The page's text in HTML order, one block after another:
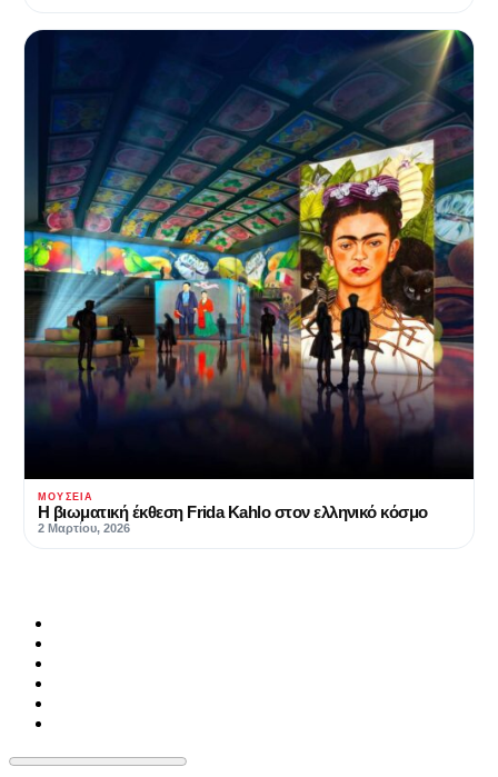
ΜΟΥΣΕΊΑ
Η βιωματική έκθεση Frida Kahlo στον ελληνικό κόσμο
2 Μαρτίου, 2026